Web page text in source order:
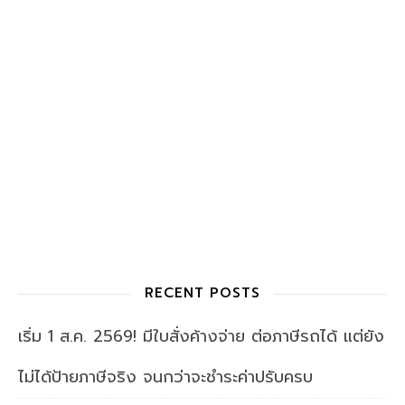
RECENT POSTS
เริ่ม 1 ส.ค. 2569! มีใบสั่งค้างจ่าย ต่อภาษีรถได้ แต่ยัง
ไม่ได้ป้ายภาษีจริง จนกว่าจะชำระค่าปรับครบ